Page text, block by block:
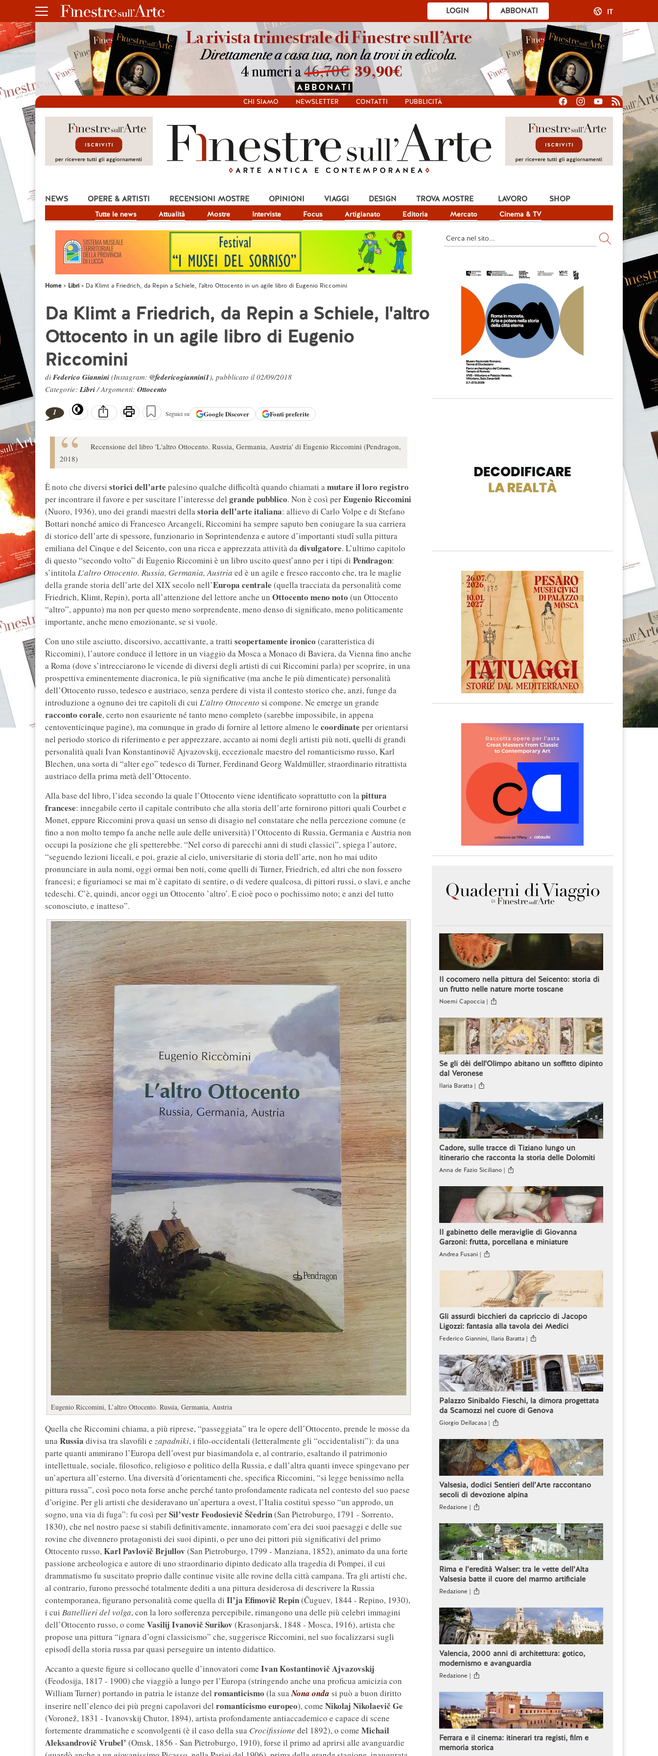
ABBONATI
LOGIN IT
CHI SIAMO NEWSLETTER CONTATTI PUBBLICITÀ
NEWS
Tutte le news Attualità Mostre Interviste Focus Artigianato Editoria Mercato Cinema & TV
OPERE & ARTISTI RECENSIONI MOSTRE OPINIONI VIAGGI DESIGN TROVA MOSTRE LAVORO SHOP
Home Libri Da Klimt a Friedrich, da Repin a Schiele, l'altro Ottocento in un agile libro di Eugenio Riccomini
Da Klimt a Friedrich, da Repin a Schiele, l'altro
Ottocento in un agile libro di Eugenio
Riccomini
di Federico Giannini (Instagram: @federicogiannini1), pubblicato il 02/09/2018
Categorie:Libri/ Argomenti: Ottocento
1 Seguici su GoogleDiscover Fonti preferite
Recensione del libro 'L'altro Ottocento. Russia, Germania, Austria' di Eugenio Riccomini (Pendragon,
2018)
È noto che diversi storici dell’arte palesino qualche difficoltà quando chiamati amutare il loro registro
per incontrare il favore e per suscitare l’interesse del grande pubblico. Non è così perEugenio Riccomini
(Nuoro, 1936), uno dei grandi maestri dellastoria dell’arte italiana: allievo di Carlo Volpe e di Stefano
Bottari nonché amico di Francesco Arcangeli, Riccomini ha sempre saputo ben coniugare la sua carriera
di storico dell’arte di spessore, funzionario in Soprintendenza e autore d’importanti studî sulla pittura
emiliana del Cinque e del Seicento, con una ricca e apprezzata attività dadivulgatore. L’ultimo capitolo
di questo “secondo volto” di Eugenio Riccomini è un libro uscito quest’anno per i tipi di Pendragon:
s’intitolaL’altro Ottocento. Russia, Germania, Austria ed è un agile e fresco racconto che, tra le maglie
della grande storia dell’arte del XIX secolo nell’Europa centrale (quella tracciata da personalità come
Friedrich, Klimt, Repin), porta all’attenzione del lettore anche un Ottocento meno noto (un Ottocento
“altro”, appunto) ma non per questo meno sorprendente, meno denso di significato, meno politicamente
importante, anche meno emozionante, se si vuole.
Con uno stile asciutto, discorsivo, accattivante, a tratti scopertamente ironico (caratteristica di
Riccomini), l’autore conduce il lettore in un viaggio da Mosca a Monaco di Baviera, da Vienna fino anche
a Roma (dove s’intrecciarono le vicende di diversi degli artisti di cui Riccomini parla) per scoprire, in una
prospettiva eminentemente diacronica, le più significative (ma anche le più dimenticate) personalità
dell’Ottocento russo, tedesco e austriaco, senza perdere di vista il contesto storico che, anzi, funge da
introduzione a ognuno dei tre capitoli di cui L’altro Ottocento si compone. Ne emerge un grande
racconto corale, certo non esauriente né tanto meno completo (sarebbe impossibile, in appena
centoventicinque pagine), ma comunque in grado di fornire al lettore almeno le coordinate per orientarsi
nel periodo storico di riferimento e per apprezzare, accanto ai nomi degli artisti più noti, quelli di grandi
personalità quali Ivan Konstantinovič Ajvazovskij, eccezionale maestro del romanticismo russo, Karl
Blechen, una sorta di “alter ego” tedesco di Turner, Ferdinand Georg Waldmüller, straordinario ritrattista
austriaco della prima metà dell’Ottocento.
Alla base del libro, l’idea secondo la quale l’Ottocento viene identificato soprattutto con lapittura
francese: innegabile certo il capitale contributo che alla storia dell’arte fornirono pittori quali Courbet e
Monet, eppure Riccomini prova quasi un senso di disagio nel constatare che nella percezione comune (e
fino a non molto tempo fa anche nelle aule delle università) l’Ottocento di Russia, Germania e Austria non
occupi la posizione che gli spetterebbe. “Nel corso di parecchi anni di studi classici”, spiega l’autore,
“seguendo lezioni liceali, e poi, grazie al cielo, universitarie di storia dell’arte, non ho mai udito
pronunciare in aula nomi, oggi ormai ben noti, come quelli di Turner, Friedrich, ed altri che non fossero
francesi; e figuriamoci se mai m’è capitato di sentire, o di vedere qualcosa, di pittori russi, o slavi, e anche
tedeschi. C’è, quindi, ancor oggi un Ottocento ’altro’. E cioè poco o pochissimo noto; e anzi del tutto
sconosciuto, e inatteso”.
Eugenio Riccomini, L’altro Ottocento. Russia, Germania, Austria
Quella che Riccomini chiama, a più riprese, “passeggiata” tra le opere dell’Ottocento, prende le mosse da
unaRussia divisa tra slavofili e zapadniki, i filo-occidentali (letteralmente gli “occidentalisti”): da una
parte quanti ammirano l’Europa dell’ovest pur biasimandola e, al contrario, esaltando il patrimonio
intellettuale, sociale, filosofico, religioso e politico della Russia, e dall’altra quanti invece spingevano per
un’apertura all’esterno. Una diversità d’orientamenti che, specifica Riccomini, “si legge benissimo nella
pittura russa”, così poco nota forse anche perché tanto profondamente radicata nel contesto del suo paese
d’origine. Per gli artisti che desideravano un’apertura a ovest, l’Italia costituì spesso “un approdo, un
sogno, una via di fuga”: fu così perSil’vestr Feodosievič Ščedrin(San Pietroburgo, 1791 - Sorrento,
1830), che nel nostro paese si stabilì definitivamente, innamorato com’era dei suoi paesaggi e delle sue
rovine che divennero protagonisti dei suoi dipinti, o per uno dei pittori più significativi del primo
Ottocento russo,Karl Pavlovič Brjullov (San Pietroburgo, 1799 - Manziana, 1852), animato da una forte
passione archeologica e autore di uno straordinario dipinto dedicato alla tragedia di Pompei, il cui
drammatismo fu suscitato proprio dalle continue visite alle rovine della città campana. Tra gli artisti che,
al contrario, furono pressoché totalmente dediti a una pittura desiderosa di descrivere la Russia
contemporanea, figurano personalità come quella di Il’ja Efimovič Repin(Čuguev, 1844 - Repino, 1930),
i cui Battellieri del volga, con la loro sofferenza percepibile, rimangono una delle più celebri immagini
dell’Ottocento russo, o come Vasilij Ivanovič Surikov (Krasonjarsk, 1848 - Mosca, 1916), artista che
propose una pittura “ignara d’ogni classicismo” che, suggerisce Riccomini, nel suo focalizzarsi sugli
episodî della storia russa par quasi perseguire un intento didattico.
Accanto a queste figure si collocano quelle d’innovatori come Ivan Kostantinovič Ajvazovskij
(Feodosija, 1817 - 1900) che viaggiò a lungo per l’Europa (stringendo anche una proficua amicizia con
William Turner) portando in patria le istanze del romanticismo (la suaNona onda si può a buon diritto
inserire nell’elenco dei più pregni capolavori del romanticismo europeo), come Nikolaj Nikolaevič Ge
(Voronež, 1831 - Ivanovskij Chutor, 1894), artista profondamente antiaccademico e capace di scene
fortemente drammatiche e sconvolgenti (è il caso della sua Crocifissione del 1892), o come Michail
Aleksandrovič Vrubel’ (Omsk, 1856 - San Pietroburgo, 1910), forse il primo ad aprirsi alle avanguardie
Il cocomero nella pittura del Seicento: storia di
un frutto nelle nature morte toscane
Noemi Capoccia |
Se gli dèi dell'Olimpo abitano un soffitto dipinto
dal Veronese
Ilaria Baratta |
Cadore, sulle tracce di Tiziano lungo un
itinerario che racconta la storia delle Dolomiti
Anna de Fazio Siciliano |
Il gabinetto delle meraviglie di Giovanna
Garzoni: frutta, porcellana e miniature
Andrea Fusani |
Gli assurdi bicchieri da capriccio di Jacopo
Ligozzi: fantasia alla tavola dei Medici
Federico Giannini, Ilaria Baratta |
Palazzo Sinibaldo Fieschi, la dimora progettata
da Scamozzi nel cuore di Genova
Giorgio Dellacasa |
Valsesia, dodici Sentieri dell’Arte raccontano
secoli di devozione alpina
Redazione |
Rima e l’eredità Walser: tra le vette dell’Alta
Valsesia batte il cuore del marmo artificiale
Redazione |
Valencia, 2000 anni di architettura: gotico,
modernismo e avanguardia
Redazione |
Ferrara e il cinema: itinerari tra registi, film e
memoria storica